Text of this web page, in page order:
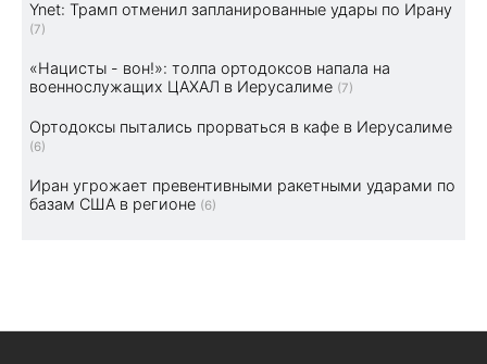
Ynet: Трамп отменил запланированные удары по Ирану
(7)
«Нацисты - вон!»: толпа ортодоксов напала на
военнослужащих ЦАХАЛ в Иерусалиме (7)
Ортодоксы пытались прорваться в кафе в Иерусалиме
(6)
Иран угрожает превентивными ракетными ударами по
базам США в регионе (6)